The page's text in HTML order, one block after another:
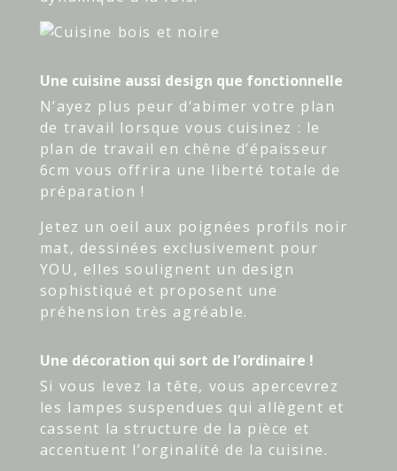
Une cuisine aussi design que fonctionnelle
N’ayez plus peur d’abimer votre plan
de travail lorsque vous cuisinez : le
plan de travail en chêne d’épaisseur
6cm vous offrira une liberté totale de
préparation !
Jetez un oeil aux poignées profils noir
mat, dessinées exclusivement pour
YOU, elles soulignent un design
sophistiqué et proposent une
préhension très agréable.
Une décoration qui sort de l’ordinaire !
Si vous levez la tête, vous apercevrez
les lampes suspendues qui allègent et
cassent la structure de la pièce et
accentuent l’orginalité de la cuisine.